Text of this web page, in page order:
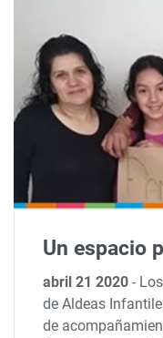
Un espacio
abril 21 2020-
de Aldeas
de